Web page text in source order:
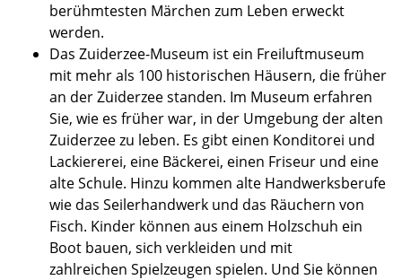
berühmtesten Märchen zum Leben erweckt
werden.
Das Zuiderzee-Museum ist ein Freiluftmuseum
mit mehr als 100 historischen Häusern, die früher
an der Zuiderzee standen. Im Museum erfahren
Sie, wie es früher war, in der Umgebung der alten
Zuiderzee zu leben. Es gibt einen Konditorei und
Lackiererei, eine Bäckerei, einen Friseur und eine
alte Schule. Hinzu kommen alte Handwerksberufe
wie das Seilerhandwerk und das Räuchern von
Fisch. Kinder können aus einem Holzschuh ein
Boot bauen, sich verkleiden und mit
zahlreichen Spielzeugen spielen. Und Sie können